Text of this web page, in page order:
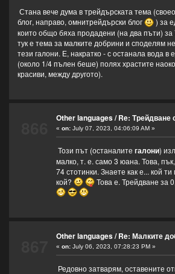
Стана вече дума в трейдърската тема
блог, направо, омнитрейдърски блог
) за
които общо бяха продадени (на два пъти)
тук е тема за малките добрини и споделям
тези галони. Е, накратко - с останала вода в
(около 1/4 пълен беше) полях храстите
красиви, между другото).
Other languages/Re: Трейдване
« on:July 07, 2023, 04:06:09 AM »
Този път (останалите галони)
малко, т. е. само 3 юана. Това,
74 стотинки. Знаете как е... кой ти
кой?
Това е. Трейдване за
Other languages/Re: Малките
« on:July 06, 2023, 07:28:23 PM »
Редовно затварям, оставените